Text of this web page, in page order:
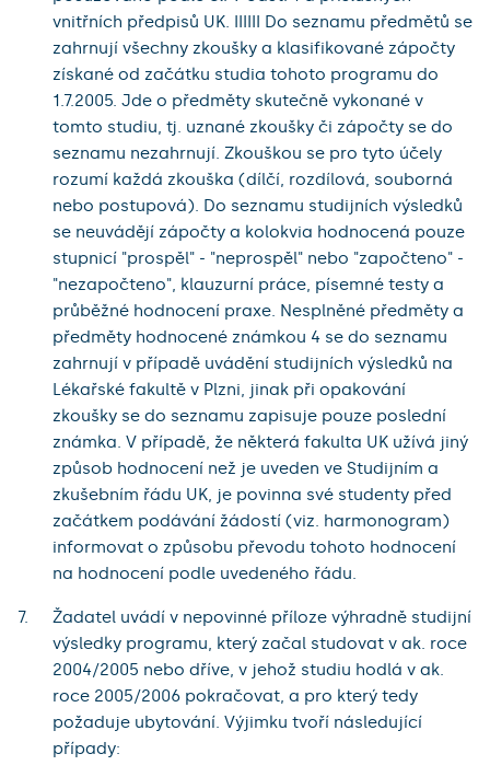
vnitřních předpisů UK. IIIIII Do seznamu předmětů se
zahrnují všechny zkoušky a klasifikované zápočty
získané od začátku studia tohoto programu do
1.7.2005. Jde o předměty skutečně vykonané v
tomto studiu, tj. uznané zkoušky či zápočty se do
seznamu nezahrnují. Zkouškou se pro tyto účely
rozumí každá zkouška (dílčí, rozdílová, souborná
nebo postupová). Do seznamu studijních výsledků
se neuvádějí zápočty a kolokvia hodnocená pouze
stupnicí "prospěl" - "neprospěl" nebo "započteno" -
"nezapočteno", klauzurní práce, písemné testy a
průběžné hodnocení praxe. Nesplněné předměty a
předměty hodnocené známkou 4 se do seznamu
zahrnují v případě uvádění studijních výsledků na
Lékařské fakultě v Plzni, jinak při opakování
zkoušky se do seznamu zapisuje pouze poslední
známka. V případě, že některá fakulta UK užívá jiný
způsob hodnocení než je uveden ve Studijním a
zkušebním řádu UK, je povinna své studenty před
začátkem podávání žádostí (viz. harmonogram)
informovat o způsobu převodu tohoto hodnocení
na hodnocení podle uvedeného řádu.
Žadatel uvádí v nepovinné příloze výhradně studijní
výsledky programu, který začal studovat v ak. roce
2004/2005 nebo dříve, v jehož studiu hodlá v ak.
roce 2005/2006 pokračovat, a pro který tedy
požaduje ubytování. Výjimku tvoří následující
případy: